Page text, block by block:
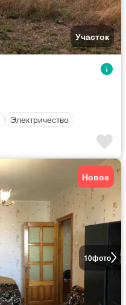
Участок
Электричество
10фото
Новое